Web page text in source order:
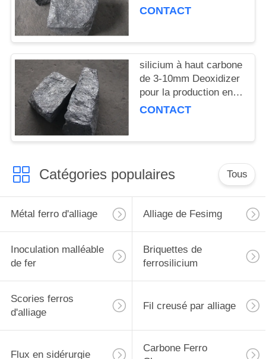
fonderies
CONTACT
silicium à haut carbone
de 3-10mm Deoxidizer
pour la production en
acier
CONTACT
Catégories populaires Tous
Métal ferro d'alliage Alliage de Fesimg
Inoculation malléable
de fer
Briquettes de
ferrosilicium
Scories ferros
d'alliage
Fil creusé par alliage
Flux en sidérurgie
Carbone Ferro